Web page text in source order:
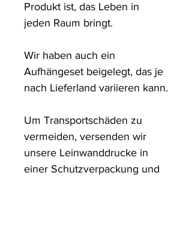
Produkt ist, das Leben in
jeden Raum bringt.
Wir haben auch ein
Aufhängeset beigelegt, das je
nach Lieferland variieren kann.
Um Transportschäden zu
vermeiden, versenden wir
unsere Leinwanddrucke in
einer Schutzverpackung und